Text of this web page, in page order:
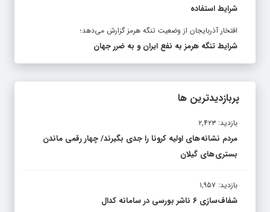
شرایط استفاده
افتخار آذربایجان از وضعیت تنگه هرمز گزارش می‌دهد؛
شرایط تنگه هرمز به نفع ایران و به ضرر جهان
پربازدیدترین ها
بازدید: ۲,۴۲۳
مردم نشانه های اولیه کرونا را جدی بگیرند/ چهار رقمی ماندن
بستری های گیلان
بازدید: ۱,۹۵۷
شفاف‌سازی ۶ ناشر بورسی در سامانه کدال